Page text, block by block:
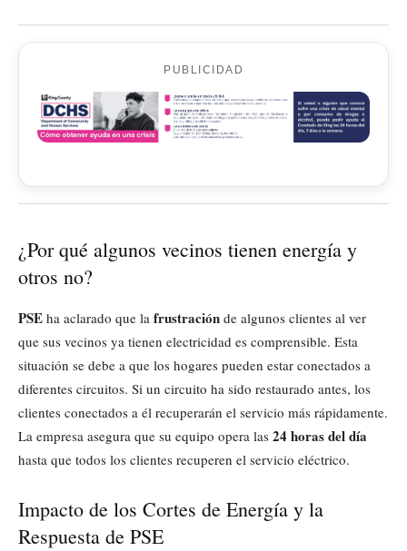
PUBLICIDAD
¿Por qué algunos vecinos tienen energía y
otros no?
PSE ha aclarado que la frustración de algunos clientes al ver
que sus vecinos ya tienen electricidad es comprensible. Esta
situación se debe a que los hogares pueden estar conectados a
diferentes circuitos. Si un circuito ha sido restaurado antes, los
clientes conectados a él recuperarán el servicio más rápidamente.
La empresa asegura que su equipo opera las 24 horas del día
hasta que todos los clientes recuperen el servicio eléctrico.
Impacto de los Cortes de Energía y la
Respuesta de PSE